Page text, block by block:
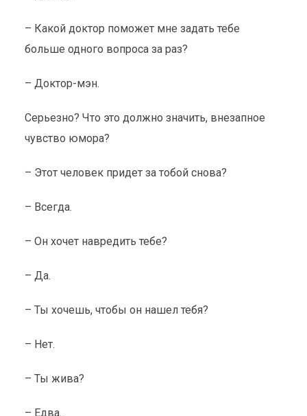
– Какой доктор поможет мне задать тебе
больше одного вопроса за раз?
– Доктор-мэн.
Серьезно? Что это должно значить, внезапное
чувство юмора?
– Этот человек придет за тобой снова?
– Всегда.
– Он хочет навредить тебе?
– Да.
– Ты хочешь, чтобы он нашел тебя?
– Нет.
– Ты жива?
– Едва.